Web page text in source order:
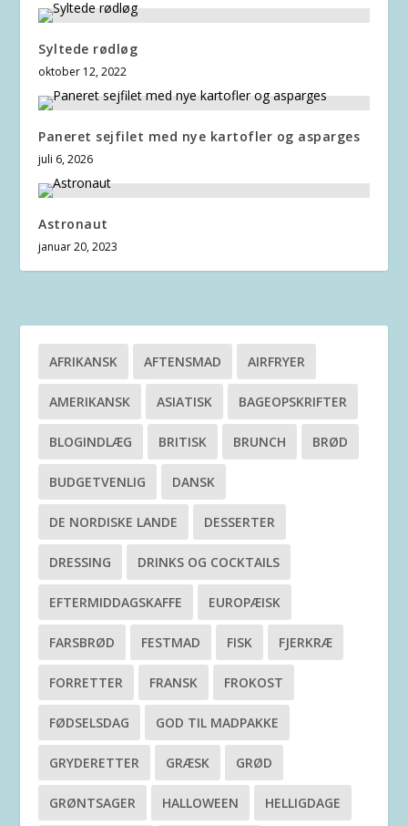
Syltede rødløg
oktober 12, 2022
Paneret sejfilet med nye kartofler og asparges
juli 6, 2026
Astronaut
januar 20, 2023
AFRIKANSK AFTENSMAD AIRFRYER
AMERIKANSK ASIATISK BAGEOPSKRIFTER
BLOGINDLÆG BRITISK BRUNCH BRØD
BUDGETVENLIG DANSK
DE NORDISKE LANDE DESSERTER
DRESSING DRINKS OG COCKTAILS
EFTERMIDDAGSKAFFE EUROPÆISK
FARSBRØD FESTMAD FISK FJERKRÆ
FORRETTER FRANSK FROKOST
FØDSELSDAG GOD TIL MADPAKKE
GRYDERETTER GRÆSK GRØD
GRØNTSAGER HALLOWEEN HELLIGDAGE